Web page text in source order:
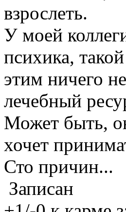
взрослеть.
У моей
психика,
этим ничего
лечебный
Может быть,
хочет
Сто причин...
Записан